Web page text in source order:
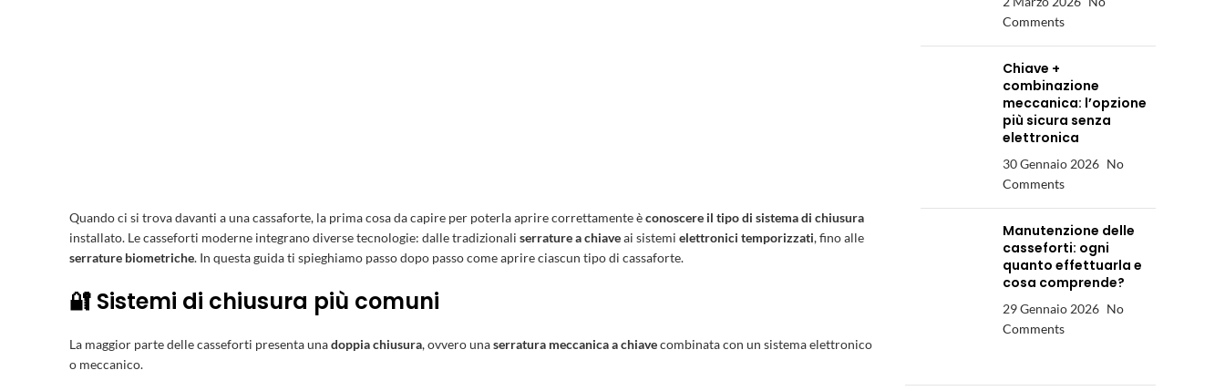
Quando ci si trova davanti a una cassaforte, la prima cosa da capire per poterla aprire correttamente èconoscere il tipo di sistema di chiusura
installato. Le casseforti moderne integrano diverse tecnologie: dalle tradizionali serrature a chiaveai sistemi elettronici temporizzati, fino alle
serrature biometriche. In questa guida ti spieghiamo passo dopo passo come aprire ciascun tipo di cassaforte.
🔐 Sistemi di chiusura più comuni
La maggior parte delle casseforti presenta unadoppia chiusura, ovvero unaserratura meccanica a chiavecombinata con un sistema elettronico
o meccanico.
Comments
Chiave +
combinazione
meccanica: l’opzione
più sicura senza
elettronica
30 Gennaio 2026 No
Comments
Manutenzione delle
casseforti: ogni
quanto effettuarla e
cosa comprende?
29 Gennaio 2026 No
Comments